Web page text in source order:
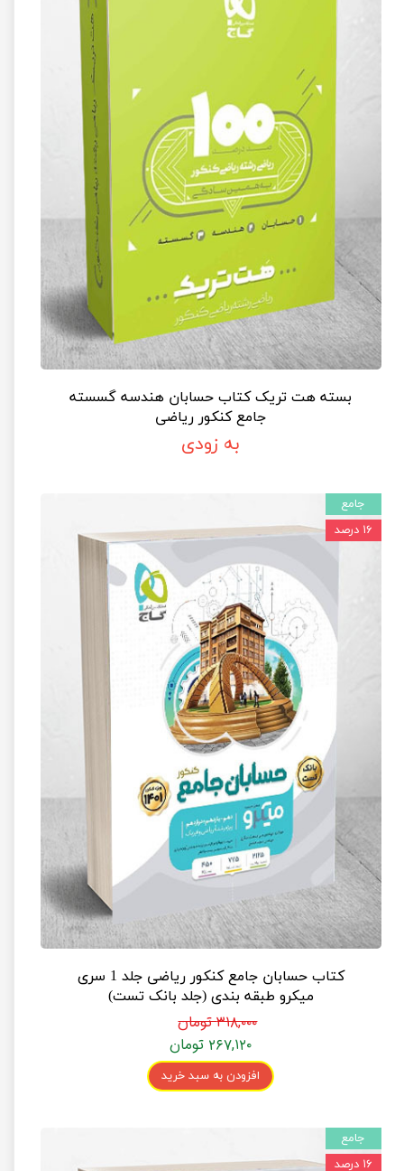
بسته هت تریک کتاب حسابان هندسه گسسته
جامع کنکور ریاضی
به زودی
کتاب حسابان جامع کنکور ریاضی جلد 1 سری
میکرو طبقه بندی (جلد بانک تست)
۳۱۸,۰۰۰ تومان
۲۶۷,۱۲۰ تومان
افزودن به سبد خرید
جامع
۱۶ درصد
جامع
۱۶ درصد